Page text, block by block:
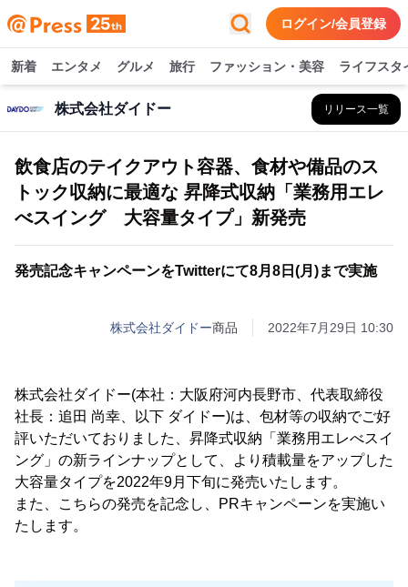
ログイン/会員登録
新着 エンタメ グルメ 旅行 ファッション・美容 ライフスタ
株式会社ダイドー リリース一覧
飲食店のテイクアウト容器、食材や備品のス
トック収納に最適な 昇降式収納「業務用エレ
べスイング 大容量タイプ」新発売
発売記念キャンペーンをTwitterにて8月8日(月)まで実施
株式会社ダイドー商品 2022年7月29日 10:30
株式会社ダイドー(本社：大阪府河内長野市、代表取締役
社長：追田 尚幸、以下 ダイドー)は、包材等の収納でご好
評いただいておりました、昇降式収納「業務用エレべスイ
ング」の新ラインナップとして、より積載量をアップした
大容量タイプを2022年9月下旬に発売いたします。
また、こちらの発売を記念し、PRキャンペーンを実施い
たします。